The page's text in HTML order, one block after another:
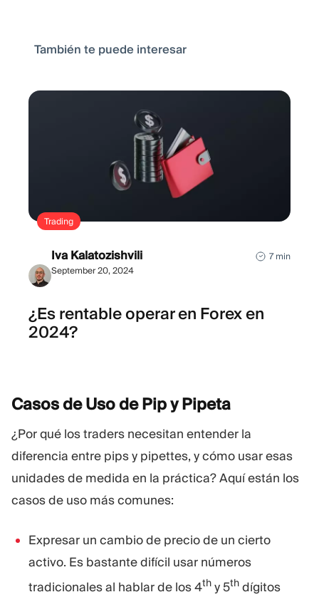
También te puede interesar
Trading
Iva Kalatozishvili
September 20, 2024
7 min
¿Es rentable operar en Forex en
2024?
Casos de Uso de Pip yPipeta
¿Por qué los traders necesitan entender la
diferencia entre pips y pipettes, y cómo usar esas
unidades de medida en la práctica? Aquí están los
casos de uso más comunes:
Expresar un cambio de precio de un cierto
activo. Es bastante difícil usar números
tradicionales al hablar de los 4th y 5th dígitos